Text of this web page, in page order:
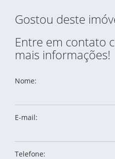
Gostou deste
Entre em contato
mais informações!
Nome:
E-mail:
Telefone: